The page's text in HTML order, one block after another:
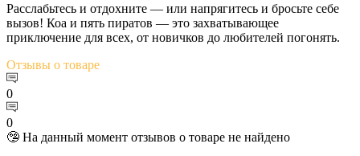
Расслабьтесь и отдохните — или напрягитесь и бросьте себе
вызов! Коа и пять пиратов — это захватывающее
приключение для всех, от новичков до любителей погонять.
Отзывы о товаре
0
0
🤥 На данный момент отзывов о товаре не найдено